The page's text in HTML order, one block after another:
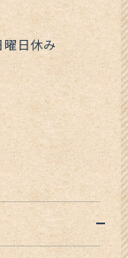
曜日休み